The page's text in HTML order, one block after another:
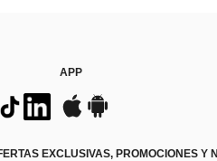
APP
EXCLUSIVAS, PROMOCIONES Y